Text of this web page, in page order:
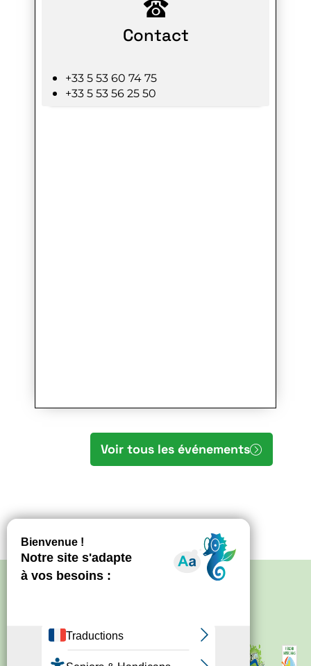
Contact
+33 5 53 60 74 75
+33 5 53 56 25 50
Voir tous les événements
Site créé par
Politique de confidentialité
Mentions